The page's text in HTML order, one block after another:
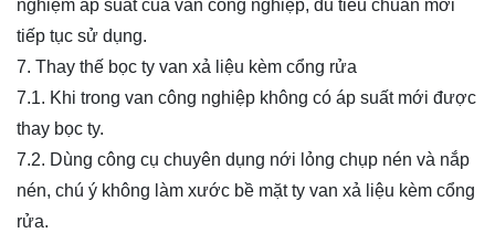
nghiệm áp suất của van công nghiệp, đủ tiêu chuẩn mới
tiếp tục sử dụng.
7. Thay thế bọc ty van xả liệu kèm cổng rửa
7.1. Khi trong van công nghiệp không có áp suất mới được
thay bọc ty.
7.2. Dùng công cụ chuyên dụng nới lỏng chụp nén và nắp
nén, chú ý không làm xước bề mặt ty van xả liệu kèm cổng
rửa.